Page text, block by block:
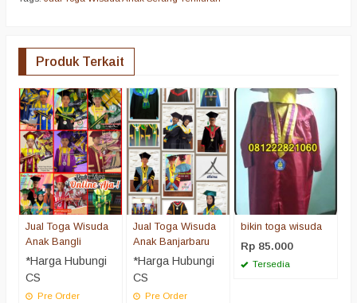
Produk Terkait
Jual Toga Wisuda
Anak Bangli
*Harga Hubungi
CS
Pre Order
Jual Toga Wisuda
Anak Banjarbaru
*Harga Hubungi
CS
Pre Order
bikin toga wisuda
Rp 85.000
Tersedia